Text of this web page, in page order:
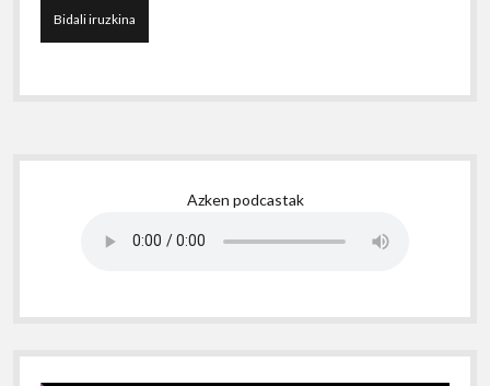
Sidebar
Azken podcastak